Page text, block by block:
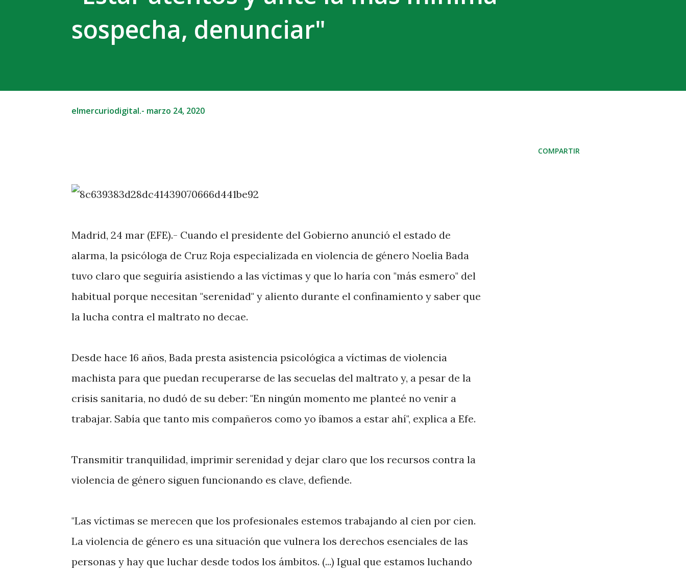
sospecha, denunciar"
elmercuriodigital.- marzo 24, 2020
Madrid, 24 mar (EFE).- Cuando el presidente del Gobierno anunció el estado de
alarma, la psicóloga de Cruz Roja especializada en violencia de género Noelia Bada
tuvo claro que seguiría asistiendo a las víctimas y que lo haría con "más esmero" del
habitual porque necesitan "serenidad" y aliento durante el confinamiento y saber que
la lucha contra el maltrato no decae.
Desde hace 16 años, Bada presta asistencia psicológica a víctimas de violencia
machista para que puedan recuperarse de las secuelas del maltrato y, a pesar de la
crisis sanitaria, no dudó de su deber: "En ningún momento me planteé no venir a
trabajar. Sabía que tanto mis compañeros como yo íbamos a estar ahí", explica a Efe.
Transmitir tranquilidad, imprimir serenidad y dejar claro que los recursos contra la
violencia de género siguen funcionando es clave, defiende.
"Las víctimas se merecen que los profesionales estemos trabajando al cien por cien.
La violencia de género es una situación que vulnera los derechos esenciales de las
personas y hay que luchar desde todos los ámbitos. (...) Igual que estamos luchando
COMPARTIR